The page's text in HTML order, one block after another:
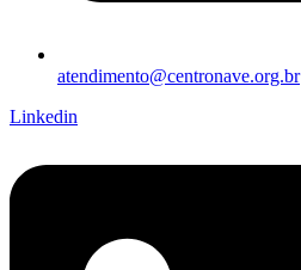
atendimento@centronave.org.br
Linkedin